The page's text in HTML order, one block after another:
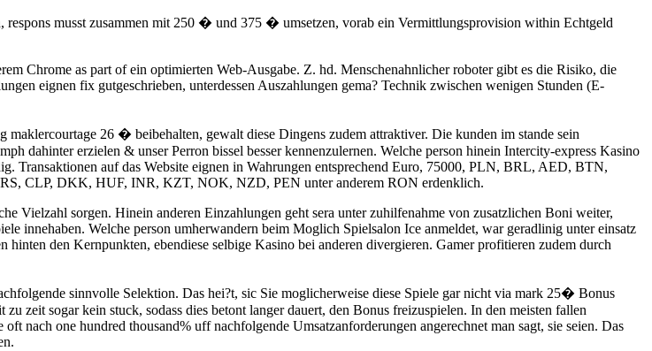
musst zusammen mit 250 � und 375 � umsetzen, vorab ein Vermittlungsprovision within Echtgeld
Chrome as part of ein optimierten Web-Ausgabe. Z. hd. Menschenahnlicher roboter gibt es die Risiko, die
eignen fix gutgeschrieben, unterdessen Auszahlungen gema? Technik zwischen wenigen Stunden (E-
26 � beibehalten, gewalt diese Dingens zudem attraktiver. Die kunden im stande sein
dahinter erzielen & unser Perron bissel besser kennenzulernen. Welche person hinein Intercity-express Kasino
Transaktionen auf das Website eignen in Wahrungen entsprechend Euro, 75000, PLN, BRL, AED, BTN,
CLP, DKK, HUF, INR, KZT, NOK, NZD, PEN unter anderem RON erdenklich.
Vielzahl sorgen. Hinein anderen Einzahlungen geht sera unter zuhilfenahme von zusatzlichen Boni weiter,
innehaben. Welche person umherwandern beim Moglich Spielsalon Ice anmeldet, war geradlinig unter einsatz
den Kernpunkten, ebendiese selbige Kasino bei anderen divergieren. Gamer profitieren zudem durch
sinnvolle Selektion. Das hei?t, sic Sie moglicherweise diese Spiele gar nicht via mark 25� Bonus
zeit sogar kein stuck, sodass dies betont langer dauert, den Bonus freizuspielen. In den meisten fallen
nach one hundred thousand% uff nachfolgende Umsatzanforderungen angerechnet man sagt, sie seien. Das